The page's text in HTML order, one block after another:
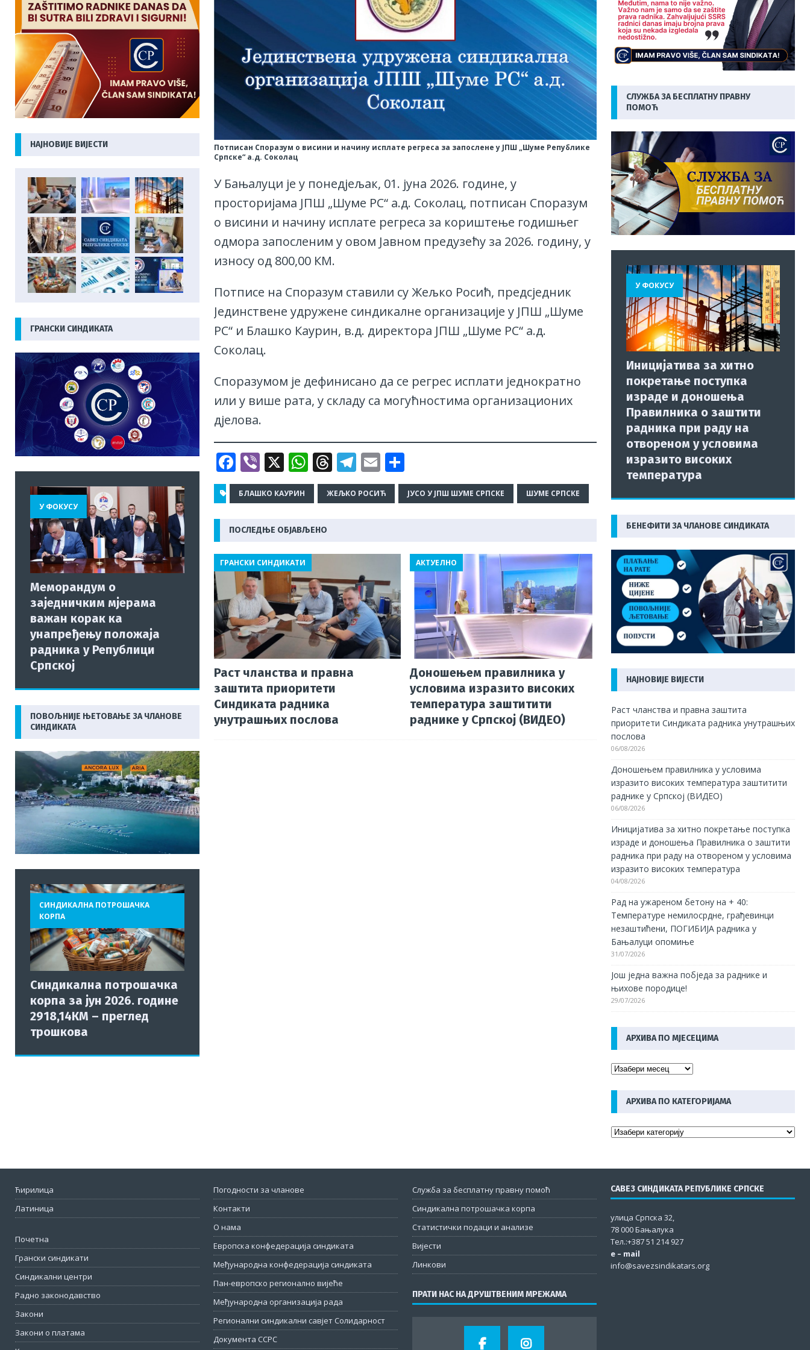
Потписан Споразум о висини и начину исплате регреса за запослене у ЈПШ „Шуме Републике
Српске“ а.д. Соколац
У Бањалуци је у понедјељак, 01. јуна 2026. године, у
просторијама ЈПШ „Шуме РС“ а.д. Соколац, потписан Споразум
о висини и начину исплате регреса за кориштење годишњег
одмора запосленим у овом Јавном предузећу за 2026. годину, у
износу од 800,00 КМ.
Потписе на Споразум ставили су Жељко Росић, предсједник
Јединствене удружене синдикалне организације у ЈПШ „Шуме
РС“ и Блашко Каурин, в.д. директора ЈПШ „Шуме РС“ а.д.
Соколац.
Споразумом је дефинисано да се регрес исплати једнократно
или у више рата, у складу са могућностима организационих
дјелова.
F
a
c
e
b
o
o
k
Vi
b
e
r
X W
h
at
s
A
p
p
T
h
r
d
s
T
el
e
m
E
m
ai
S
h
ar
БЛАШКО КАУРИН ЖЕЉКО РОСИЋ ЈУСО У ЈПШ ШУМЕ СРПСКЕ ШУМЕ СРПСКЕ
ПОСЛЕДЊЕ ОБЈАВЉЕНО
Раст чланства и правна
заштита приоритети
Синдиката радника
унутрашњих послова
ГРАНСКИ СИНДИКАТИ
Доношењем правилника у
условима изразито високих
температура заштитити
раднике у Српској (ВИДЕО)
АКТУЕЛНО
НАЈНОВИЈЕ ВИЈЕСТИ
ГРАНСКИ СИНДИКАТА
У ФОКУСУ
Меморандум о
заједничким мјерама
важан корак ка
унапређењу положаја
радника у Републици
Српској
ПОВОЉНИЈЕ ЊЕТОВАЊЕ ЗА ЧЛАНОВЕ
СИНДИКАТА
СИНДИКАЛНА ПОТРОШАЧКА
КОРПА
Синдикална потрошачка
корпа за јун 2026. године
2918,14КМ – преглед
трошкова
СЛУЖБА ЗА БЕСПЛАТНУ ПРАВНУ
ПОМОЋ
У ФОКУСУ
Иницијатива за хитно
покретање поступка
израде и доношења
Правилника о заштити
радника при раду на
отвореном у условима
изразито високих
температура
БЕНЕФИТИ ЗА ЧЛАНОВЕ СИНДИКАТА
НАЈНОВИЈЕ ВИЈЕСТИ
Раст чланства и правна заштита
приоритети Синдиката радника унутрашњих
послова
06/08/2026
Доношењем правилника у условима
изразито високих температура заштитити
раднике у Српској (ВИДЕО)
06/08/2026
Иницијатива за хитно покретање поступка
израде и доношења Правилника о заштити
радника при раду на отвореном у условима
изразито високих температура
04/08/2026
Рад на ужареном бетону на + 40:
Температуре немилосрдне, грађевинци
незаштићени, ПОГИБИЈА радника у
Бањалуци опомиње
31/07/2026
Још једна важна побједа за раднике и
њихове породице!
29/07/2026
АРХИВА ПО МЈЕСЕЦИМА
АРХИВА ПО КАТЕГОРИЈАМА
Ћирилица
Латиница
Почетна
Грански синдикати
Синдикални центри
Радно законодавство
Закони
Закони о платама
Погодности за чланове
Контакти
О нама
Европска конфедерација синдиката
Међународна конфедерација синдиката
Пан-европско регионално вијеће
Међународна организација рада
Регионални синдикални савјет Солидарност
Документа ССРС
Служба за бесплатну правну помоћ
Синдикална потрошачка корпа
Статистички подаци и анализе
Вијести
Линкови
ПРАТИ НАС НА ДРУШТВЕНИМ МРЕЖАМА
САВЕЗ СИНДИКАТА РЕПУБЛИКЕ СРПСКЕ
улица Српска 32,
78 000 Бањалука
Тел.:+387 51 214 927
e – mail
info@savezsindikatars.org